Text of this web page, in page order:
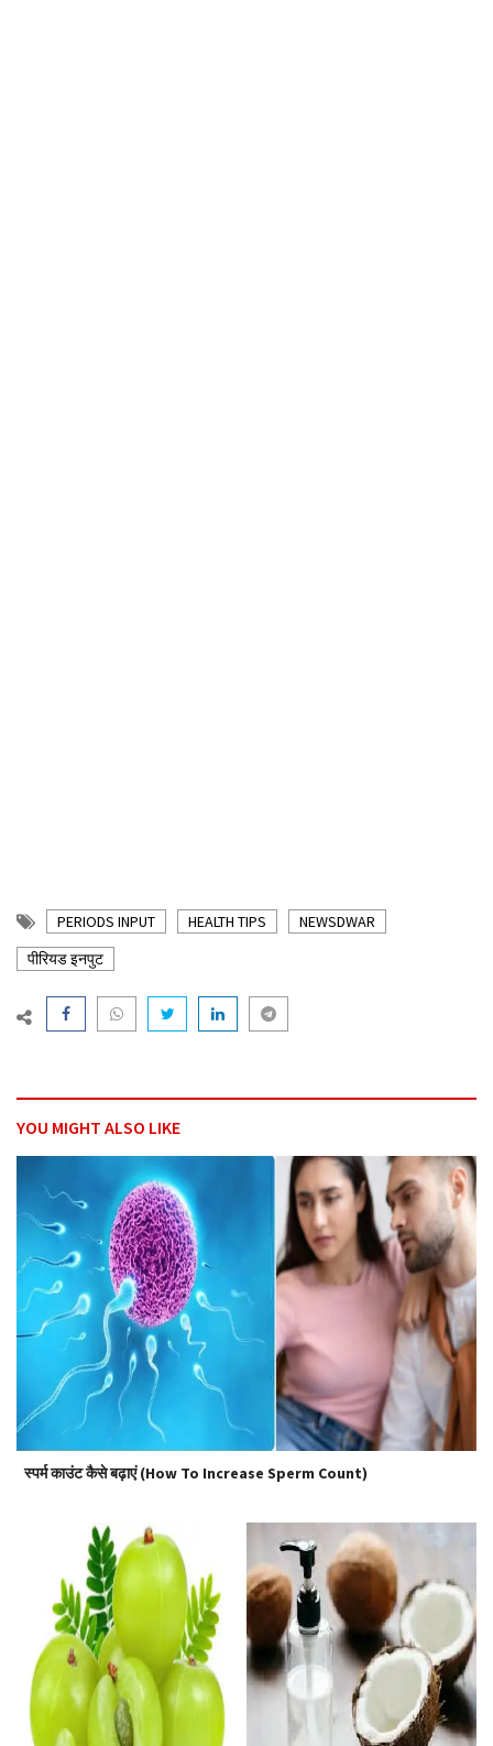
PERIODS INPUT HEALTH TIPS
NEWSDWAR
पीरियड इनपुट
YOU MIGHT ALSO LIKE
स्पर्म काउंट कैसे बढ़ाएं (How To Increase Sperm Count)